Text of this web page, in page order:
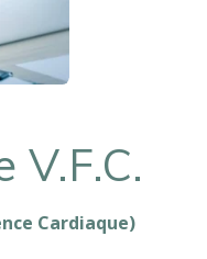
V.F.C.
Cardiaque)